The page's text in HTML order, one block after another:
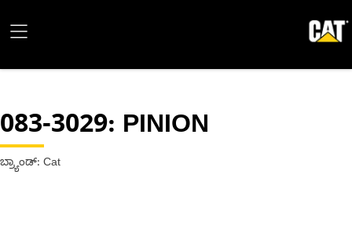
083-3029: PINION
ಬ್ರ್ಯಾಂಡ್: Cat